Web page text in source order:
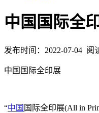
中国国际全
发布时间：2022-07-04 阅
中国国际全印展
“中国 国际全印展(All in